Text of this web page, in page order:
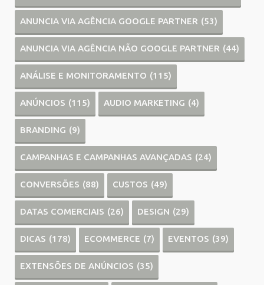
ANUNCIA VIA AGÊNCIA GOOGLE PARTNER (53)
ANUNCIA VIA AGÊNCIA NÃO GOOGLE PARTNER (44)
ANÁLISE E MONITORAMENTO (115)
ANÚNCIOS (115) AUDIO MARKETING (4)
BRANDING (9)
CAMPANHAS E CAMPANHAS AVANÇADAS (24)
CONVERSÕES (88) CUSTOS (49)
DATAS COMERCIAIS (26) DESIGN (29)
DICAS (178) ECOMMERCE (7) EVENTOS (39)
EXTENSÕES DE ANÚNCIOS (35)